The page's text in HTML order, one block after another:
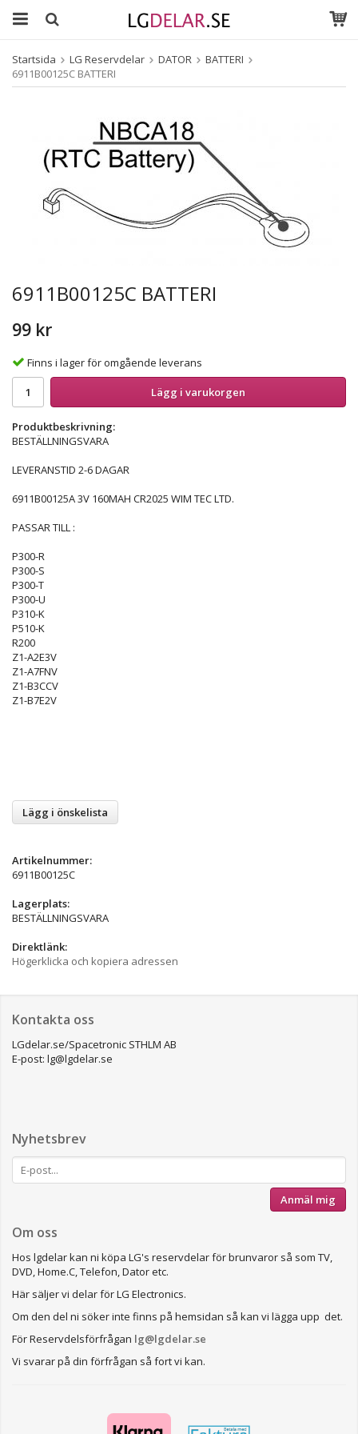
Startsida LG Reservdelar DATOR
BATTERI
6911B00125C BATTERI
6911B00125C BATTERI
99 kr
Finns i lager för omgående leverans
Lägg i varukorgen
Produktbeskrivning:
BESTÄLLNINGSVARA
LEVERANSTID 2-6 DAGAR
6911B00125A 3V 160MAH CR2025 WIM TEC LTD.
PASSAR TILL :
P300-R
P300-S
P300-T
P300-U
P310-K
P510-K
R200
Z1-A2E3V
Z1-A7FNV
Z1-B3CCV
Z1-B7E2V
Lägg i önskelista
Artikelnummer:
6911B00125C
Lagerplats:
BESTÄLLNINGSVARA
Direktlänk:
Högerklicka och kopiera adressen
Kontakta oss
LGdelar.se/Spacetronic STHLM AB
E-post: lg@lgdelar.se
Nyhetsbrev
Anmäl mig
Om oss
Hos lgdelar kan ni köpa LG's reservdelar för brunvaror så som TV,
DVD, Home.C, Telefon, Dator etc.
Här säljer vi delar för LG Electronics.
Om den del ni söker inte finns på hemsidan så kan vi lägga upp det.
För Reservdelsförfrågan lg@lgdelar.se
Vi svarar på din förfrågan så fort vi kan.